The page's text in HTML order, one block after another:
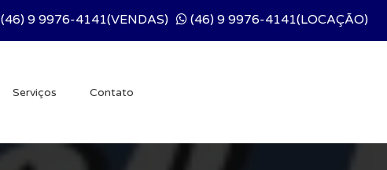
(46) 9 9976-4141(VENDAS) (46) 9 9976-4141(LOCAÇÃO)
Serviços Contato